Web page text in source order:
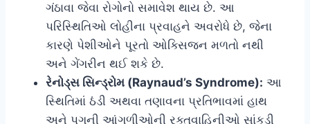
ગંઠાવા જેવા રોગોનો સમાવેશ થાય છે. આ
પરિસ્થિતિઓ લોહીના પ્રવાહને અવરોધે છે, જેના
કારણે પેશીઓને પૂરતો ઓક્સિજન મળતો નથી
અને ગેંગરીન થઈ શકે છે.
રેનોડ્સ સિન્ડ્રોમ (Raynaud’s Syndrome): આ
સ્થિતિમાં ઠંડી અથવા તણાવના પ્રતિભાવમાં હાથ
અને પગની આંગળીઓની રક્તવાહિનીઓ સાંકડી